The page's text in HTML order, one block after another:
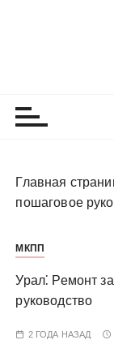
Главная
пошаговое
МКПП
Урал⁚ Ремонт
руководство
2 ГОДА НАЗАД